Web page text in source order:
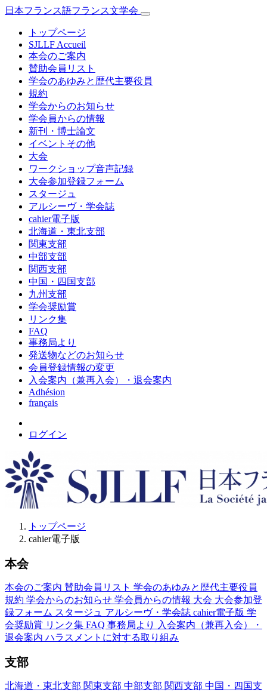
日本フランス語フランス文学会
トップページ
SJLLF Accueil
本会のご案内
賛助会員リスト
学会のあゆみと歴代主要役員
規約
学会からのお知らせ
学会員からの情報
新刊・博士論文
イベントその他
大会
ワークショップ音声記録
大会参加登録フォーム
スタージュ
アルシーヴ・学会誌
cahier電子版
北海道・東北支部
関東支部
中部支部
関西支部
中国・四国支部
九州支部
学会奨励賞
リンク集
FAQ
事務局より
発送物などのお知らせ
会員登録情報の変更
入会案内（兼再入会）・退会案内
Adhésion
français
ログイン
トップページ
cahier電子版
本会
本会のご案内 賛助会員リスト 学会のあゆみと歴代主要役員
規約 学会からのお知らせ 学会員からの情報 大会 大会参加登
録フォーム スタージュ アルシーヴ・学会誌 cahier電子版 学
会奨励賞 リンク集 FAQ 事務局より
入会案内（兼再入会）・
退会案内 ハラスメントに対する取り組み
支部
北海道・東北支部 関東支部 中部支部 関西支部 中国・四国支